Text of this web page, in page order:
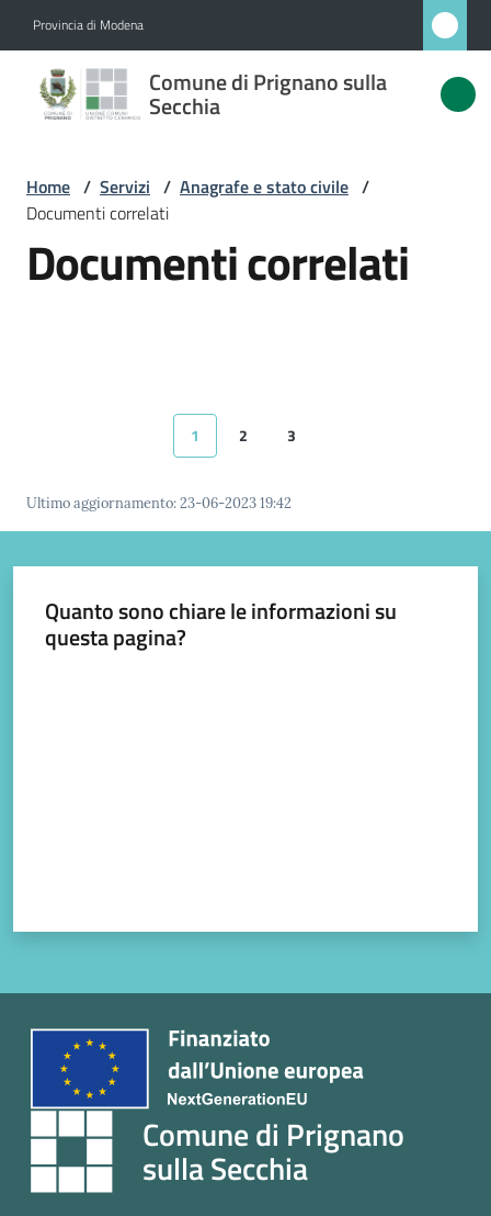
Provincia di Modena
Comune di Prignano sulla
Secchia
Comune
di
sulla
Secchia
Prignano
sulla
Secchia
o
e
a
m
Home / Servizi / Anagrafe e stato civile /
Documenti correlati
Documenti correlati
Pagina precedente
Pagina
1 Pagina
2 Pagina
3
Ultimo aggiornamento:23-06-2023 19:42
Quanto sono chiare le informazioni su
questa pagina?
Comune di Prignano
sulla Secchia